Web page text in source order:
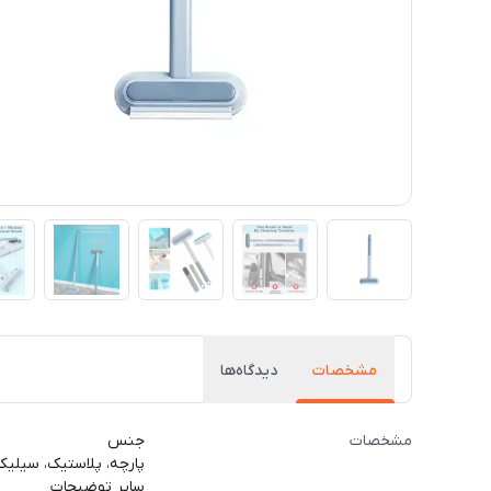
مشخصات دیدگاه‌ها
مشخصات
جنس
پارچه، پلاستیک،
سایر توضیحات